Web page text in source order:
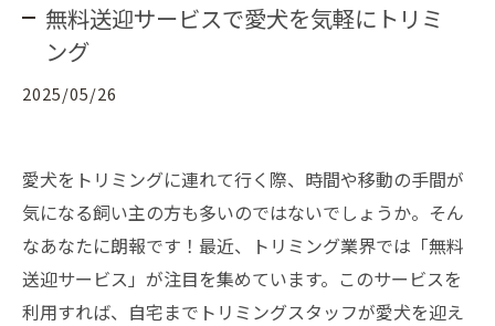
無料送迎サービスで愛犬を気軽にトリミ
ング
2025/05/26
愛犬をトリミングに連れて行く際、時間や移動の手間が
気になる飼い主の方も多いのではないでしょうか。そん
なあなたに朗報です！最近、トリミング業界では「無料
送迎サービス」が注目を集めています。このサービスを
利用すれば、自宅までトリミングスタッフが愛犬を迎え